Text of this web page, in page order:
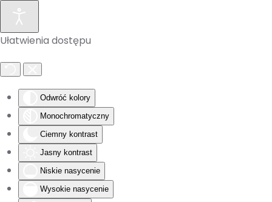
Ułatwienia dostępu
Odwróć kolory
Monochromatyczny
Ciemny kontrast
Jasny kontrast
Niskie nasycenie
Wysokie nasycenie
Skip to main content